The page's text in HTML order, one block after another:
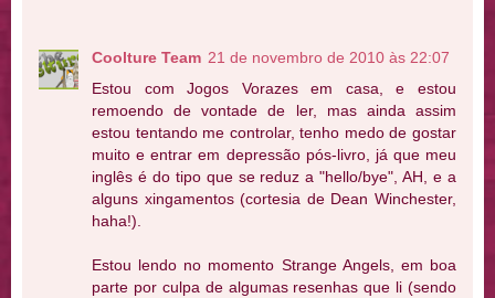
Coolture Team 21 de novembro de 2010 às 22:07
Estou com Jogos Vorazes em casa, e estou
remoendo de vontade de ler, mas ainda assim
estou tentando me controlar, tenho medo de gostar
muito e entrar em depressão pós-livro, já que meu
inglês é do tipo que se reduz a "hello/bye", AH, e a
alguns xingamentos (cortesia de Dean Winchester,
haha!).
Estou lendo no momento Strange Angels, em boa
parte por culpa de algumas resenhas que li (sendo